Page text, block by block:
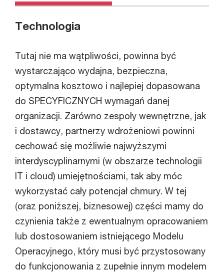
Technologia
Tutaj nie ma wątpliwości, powinna być
wystarczająco wydajna, bezpieczna,
optymalna kosztowo i najlepiej dopasowana
do SPECYFICZNYCH wymagań danej
organizacji. Zarówno zespoły wewnętrzne, jak
i dostawcy, partnerzy wdrożeniowi powinni
cechować się możliwie najwyższymi
interdyscyplinarnymi (w obszarze technologii
IT i cloud) umiejętnościami, tak aby móc
wykorzystać cały potencjał chmury. W tej
(oraz poniższej, biznesowej) części mamy do
czynienia także z ewentualnym opracowaniem
lub dostosowaniem istniejącego Modelu
Operacyjnego, który musi być przystosowany
do funkcjonowania z zupełnie innym modelem